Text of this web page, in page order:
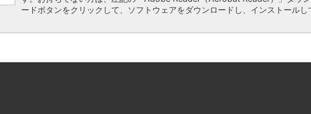
ードボタンをクリックして、ソフトウェアをダウンロードし、インストールし